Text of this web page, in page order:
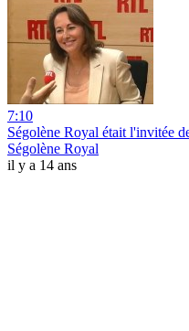
7:10
Ségolène Royal était l'invitée
Ségolène Royal
il y a 14 ans